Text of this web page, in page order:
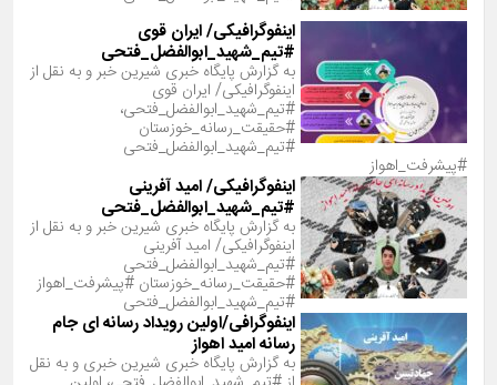
اینفوگرافیکی/ ایران قوی
#تیم_شهید_ابوالفضل_فتحی
به گزارش پایگاه خبری شیرین خبر و به نقل از
اینفوگرافیکی/ ایران قوی
#تیم_شهید_ابوالفضل_فتحی،
#حقیقت_رسانه_خوزستان
#تیم_شهید_ابوالفضل_فتحی
#پیشرفت_اهواز
اینفوگرافیکی/ امید آفرینی
#تیم_شهید_ابوالفضل_فتحی
به گزارش پایگاه خبری شیرین خبر و به نقل از
اینفوگرافیکی/ امید آفرینی
#تیم_شهید_ابوالفضل_فتحی
#حقیقت_رسانه_خوزستان #پیشرفت_اهواز
#تیم_شهید_ابوالفضل_فتحی
اینفوگرافی/اولین رویداد رسانه ای جام
رسانه امید اهواز
به گزارش پایگاه خبری شیرین خبری و به نقل